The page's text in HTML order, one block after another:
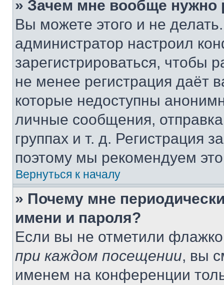
» Зачем мне вообще нужно
Вы можете этого и не
администратор настроил
зарегистрироваться, чтобы
не менее регистрация даёт
которые недоступны
личные сообщения,
группах и т. д. Регистрация
поэтому мы рекомендуем
Вернуться к началу
» Почему мне
имени и пароля?
Если вы не отметили
при каждом посещении, вы
именем на конференции